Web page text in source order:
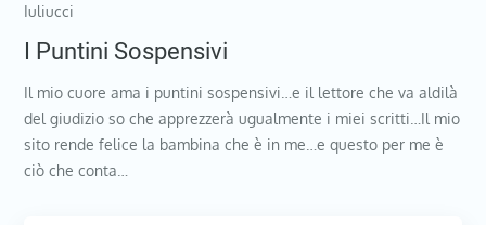
Iuliucci
I Puntini Sospensivi
Il mio cuore ama i puntini sospensivi…e il lettore che va aldilà
del giudizio so che apprezzerà ugualmente i miei scritti…Il mio
sito rende felice la bambina che è in me…e questo per me è
ciò che conta…